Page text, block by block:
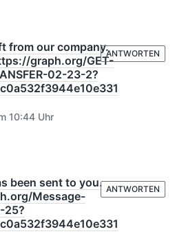
from our company.
graph.org/GET-
02-23-2?
10:44 Uhr
ANTWORTEN
been sent to you.
Message-
25?
ANTWORTEN